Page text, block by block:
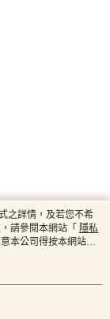
之詳情，及若您不希
請參閱本網站「 隱私
本公司得按本網站使